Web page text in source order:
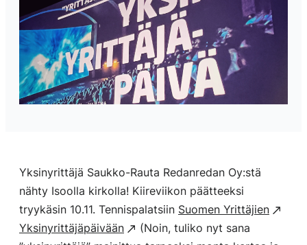
Yksinyrittäjä Saukko-Rauta Redanredan Oy:stä
nähty Isoolla kirkolla! Kiireviikon päätteeksi
tryykäsin 10.11. Tennispalatsiin Suomen Yrittäjien
Yksinyrittäjäpäivään
(Noin, tuliko nyt sana